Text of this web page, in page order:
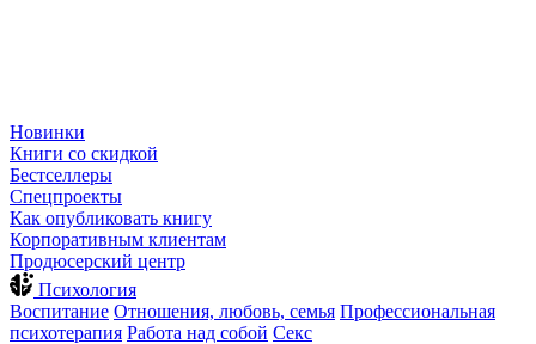
Новинки
Книги со скидкой
Бестселлеры
Спецпроекты
Как опубликовать книгу
Корпоративным клиентам
Продюсерский центр
Психология
Воспитание Отношения, любовь, семья Профессиональная
психотерапия Работа над собой Секс